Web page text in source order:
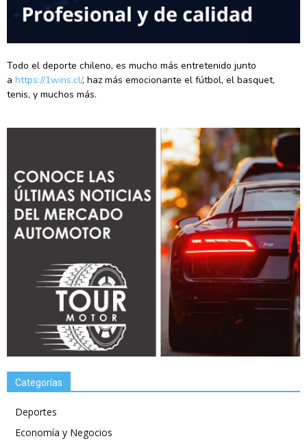
Todo el deporte chileno, es mucho más entretenido junto
a https://1wins.cl/, haz más emocionante el fútbol, el basquet,
tenis, y muchos más.
Categorías
Deportes
Economía y Negocios